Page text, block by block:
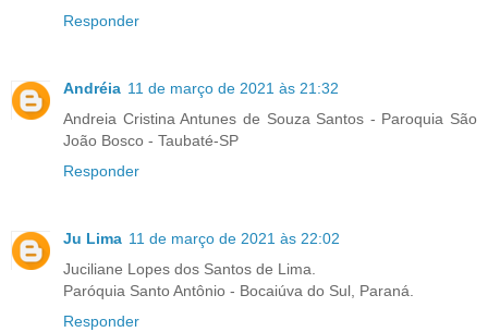
Responder
Andréia 11 de março de 2021 às 21:32
Andreia Cristina Antunes de Souza Santos - Paroquia São
João Bosco - Taubaté-SP
Responder
Ju Lima 11 de março de 2021 às 22:02
Juciliane Lopes dos Santos de Lima.
Paróquia Santo Antônio - Bocaiúva do Sul, Paraná.
Responder